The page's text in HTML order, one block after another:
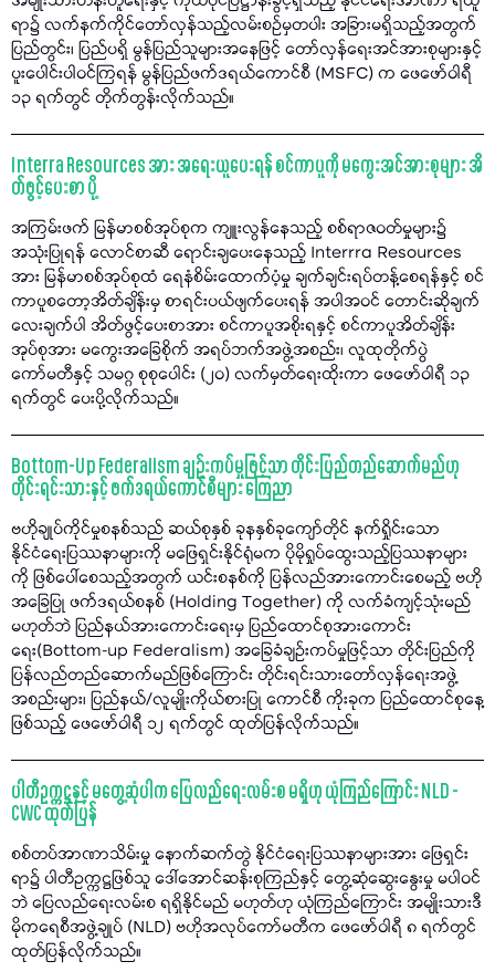
ရာ၌ လက်နက်ကိုင်တော်လှန်သည့်လမ်းစဉ်မှတပါး အခြားမရှိသည့်အတွက်
ပြည်တွင်း၊ ပြည်ပရှိ မွန်ပြည်သူများအနေဖြင့် တော်လှန်ရေးအင်အားစုများနှင့်
ပူးပေါင်းပါဝင်ကြရန် မွန်ပြည်ဖက်ဒရယ်ကောင်စီ (MSFC) က ဖေဖော်ဝါရီ
၁၃ ရက်တွင် တိုက်တွန်းလိုက်သည်။
Interra Resources အား အရေးယူပေးရန် စင်ကာပူကို မကွေးအင်အားစုများ အိ
တ်ဖွင့်ပေးစာ ပို့
အကြမ်းဖက် မြန်မာစစ်အုပ်စုက ကျူးလွန်နေသည့် စစ်ရာဇဝတ်မှုများ၌
အသုံးပြုရန် လောင်စာဆီ ရောင်းချပေးနေသည့် Interrra Resources
အား မြန်မာစစ်အုပ်စုထံ ရေနံစိမ်းထောက်ပံ့မှု ချက်ချင်းရပ်တန့်စေရန်နှင့် စင်
ကာပူစတော့အိတ်ချိန်းမှ စာရင်းပယ်ဖျက်ပေးရန် အပါအဝင် တောင်းဆိုချက်
လေးချက်ပါ အိတ်ဖွင့်ပေးစာအား စင်ကာပူအစိုးရနှင့် စင်ကာပူအိတ်ချိန်း
အုပ်စုအား မကွေးအခြေစိုက် အရပ်ဘက်အဖွဲ့အစည်း၊ လူထုတိုက်ပွဲ
ကော်မတီနှင့် သမဂ္ဂ စုစုပေါင်း (၂၀) လက်မှတ်ရေးထိုးကာ ဖေဖော်ဝါရီ ၁၃
ရက်တွင် ပေးပို့လိုက်သည်။
Bottom-Up Federalism ချဉ်းကပ်မှုဖြင့်သာ တိုင်းပြည်တည်ဆောက်မည်ဟု
တိုင်းရင်းသားနှင့် ဖက်ဒရယ်ကောင်စီများ ကြေညာ
ဗဟိုချုပ်ကိုင်မှုစနစ်သည် ဆယ်စုနှစ် ခုနနှစ်ခုကျော်တိုင် နက်ရှိုင်းသော
နိုင်ငံရေးပြဿနာများကို မဖြေရှင်းနိုင်ရုံမက ပိုမိုရှုပ်ထွေးသည့်ပြဿနာများ
ကို ဖြစ်ပေါ်စေသည့်အတွက် ယင်းစနစ်ကို ပြန်လည်အားကောင်းစေမည့် ဗဟို
အခြေပြု ဖက်ဒရယ်စနစ် (Holding Together) ကို လက်ခံကျင့်သုံးမည်
မဟုတ်ဘဲ ပြည်နယ်အားကောင်းရေးမှ ပြည်ထောင်စုအားကောင်း
ရေး(Bottom-up Federalism) အခြေခံချဉ်းကပ်မှုဖြင့်သာ တိုင်းပြည်ကို
ပြန်လည်တည်ဆောက်မည်ဖြစ်ကြောင်း တိုင်းရင်းသားတော်လှန်ရေးအဖွဲ့
အစည်းများ၊ ပြည်နယ်/လူမျိုးကိုယ်စားပြု ကောင်စီ ကိုးခုက ပြည်ထောင်စုနေ့
ဖြစ်သည့် ဖေဖော်ဝါရီ ၁၂ ရက်တွင် ထုတ်ပြန်လိုက်သည်။
ပါတီဥက္ကဋ္ဌနှင့် မတွေ့ဆုံပါက ပြေလည်ရေးလမ်းစ မရှိဟု ယုံကြည်ကြောင်း NLD -
CWC ထုတ်ပြန်
စစ်တပ်အာဏာသိမ်းမှု နောက်ဆက်တွဲ နိုင်ငံရေးပြဿနာများအား ဖြေရှင်း
ရာ၌ ပါတီဥက္ကဋ္ဌဖြစ်သူ ဒေါ်အောင်ဆန်းစုကြည်နှင့် တွေ့ဆုံဆွေးနွေးမှု မပါဝင်
ဘဲ ပြေလည်ရေးလမ်းစ ရရှိနိုင်မည် မဟုတ်ဟု ယုံကြည်ကြောင်း အမျိုးသားဒီ
မိုကရေစီအဖွဲ့ချုပ် (NLD) ဗဟိုအလုပ်ကော်မတီက ဖေဖော်ဝါရီ ၈ ရက်တွင်
ထုတ်ပြန်လိုက်သည်။